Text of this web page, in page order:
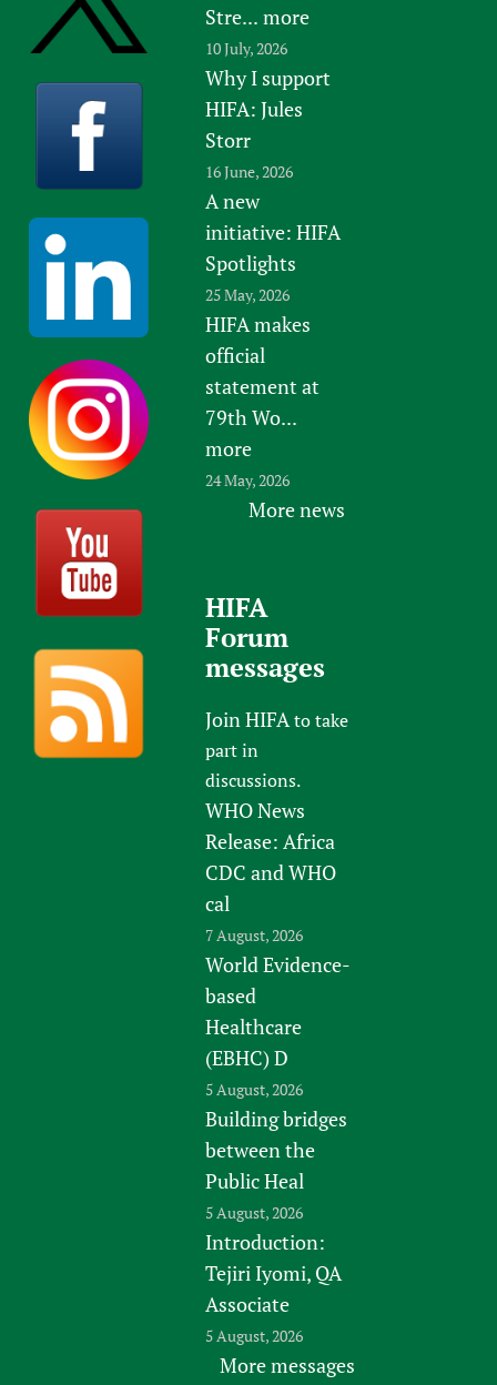
Stre... more
10 July, 2026
Why I support
HIFA: Jules
Storr
16 June, 2026
A new
initiative: HIFA
Spotlights
25 May, 2026
HIFA makes
official
statement at
79th Wo...
more
24 May, 2026
More news
HIFA
Forum
messages
Join HIFAto take
part in
discussions.
WHO News
Release: Africa
CDC and WHO
cal
7 August, 2026
World Evidence-
based
Healthcare
(EBHC) D
5 August, 2026
Building bridges
between the
Public Heal
5 August, 2026
Introduction:
Tejiri Iyomi, QA
Associate
5 August, 2026
More messages